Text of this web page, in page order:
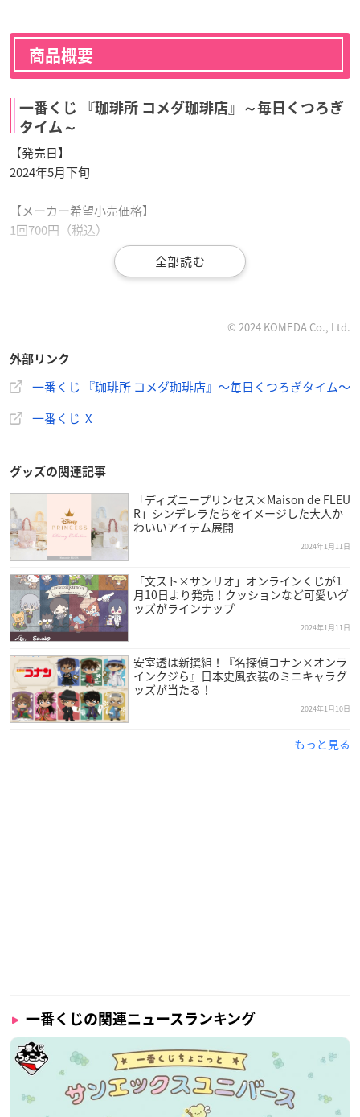
商品概要
一番くじ 『珈琲所 コメダ珈琲店』～毎日くつろぎ
タイム～
【発売日】
2024年5月下旬
【メーカー希望小売価格】
1回700円（税込）
～毎日くつろぎタイム～
2024年5月下旬発売予定です🏠💭
🔻続報は「一番くじ倶楽部」をチェック！
itter.com/l4O8vaOZvQ
— 一番くじ（BANDAI SPIRITS） (@ichibanKUJI)
© 2024 KOMEDA Co., Ltd.
外部リンク
一番くじ 『珈琲所 コメダ珈琲店』～毎日くつろぎタイム～
一番くじ X
グッズの関連記事
「ディズニープリンセス×Maison de FLEU
R」シンデレラたちをイメージした大人か
わいいアイテム展開
2024年1月11日
「文スト×サンリオ」オンラインくじが1
月10日より発売！クッションなど可愛いグ
ッズがラインナップ
2024年1月11日
安室透は新撰組！『名探偵コナン×オンラ
インクジら』日本史風衣装のミニキャラグ
ッズが当たる！
2024年1月10日
もっと見る
一番くじの関連ニュースランキング